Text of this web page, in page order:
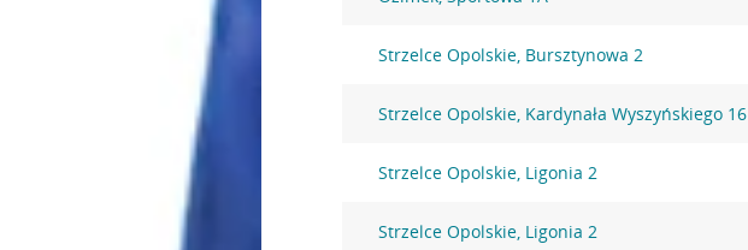
Strzelce Opolskie, Bursztynowa 2
Strzelce Opolskie, Kardynała Wyszyńskiego 16
Strzelce Opolskie, Ligonia 2
Strzelce Opolskie, Ligonia 2